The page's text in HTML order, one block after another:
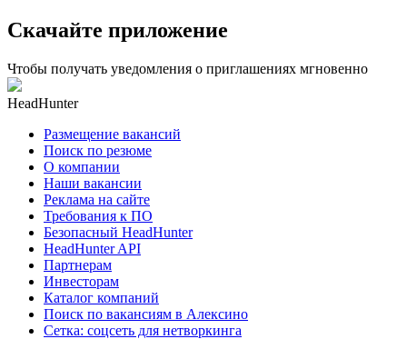
Скачайте приложение
Чтобы получать уведомления о приглашениях мгновенно
HeadHunter
Размещение вакансий
Поиск по резюме
О компании
Наши вакансии
Реклама на сайте
Требования к ПО
Безопасный HeadHunter
HeadHunter API
Партнерам
Инвесторам
Каталог компаний
Поиск по вакансиям в Алексино
Сетка: соцсеть для нетворкинга